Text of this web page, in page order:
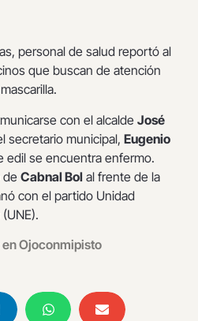
personal de salud reportó al
que buscan de atención
con el alcalde José
secretario municipal, Eugenio
edil se encuentra enfermo.
de Cabnal Bol al frente de la
con el partido Unidad
Ojoconmipisto